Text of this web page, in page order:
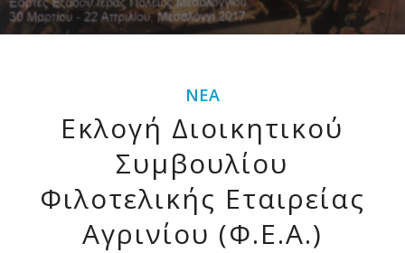
ΝΈΑ
Εκλογή Διοικητικού
Συμβουλίου
Φιλοτελικής Εταιρείας
Αγρινίου (Φ.Ε.Α.)